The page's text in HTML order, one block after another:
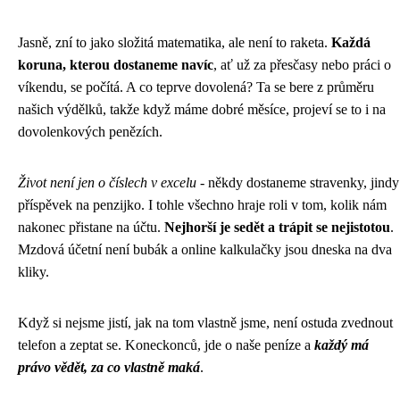
Jasně, zní to jako složitá matematika, ale není to raketa. Každá
koruna, kterou dostaneme navíc, ať už za přesčasy nebo práci o
víkendu, se počítá. A co teprve dovolená? Ta se bere z průměru
našich výdělků, takže když máme dobré měsíce, projeví se to i na
dovolenkových penězích.
Život není jen o číslech v excelu - někdy dostaneme stravenky, jindy
příspěvek na penzijko. I tohle všechno hraje roli v tom, kolik nám
nakonec přistane na účtu. Nejhorší je sedět a trápit se nejistotou.
Mzdová účetní není bubák a online kalkulačky jsou dneska na dva
kliky.
Když si nejsme jistí, jak na tom vlastně jsme, není ostuda zvednout
telefon a zeptat se. Koneckonců, jde o naše peníze a každý má
právo vědět, za co vlastně maká.